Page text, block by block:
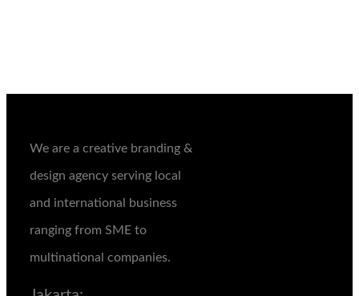
We are a creative branding &
design agency serving local
and international business
ranging from SME to
multinational companies.